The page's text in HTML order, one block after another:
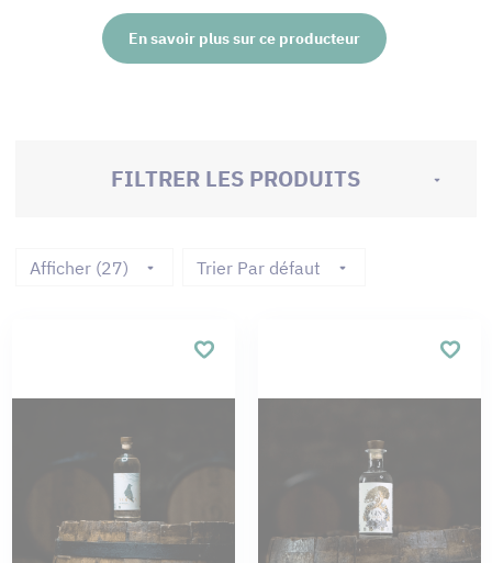
En savoir plus sur ce producteur
FILTRER LES PRODUITS
Afficher (27) Trier Par défaut